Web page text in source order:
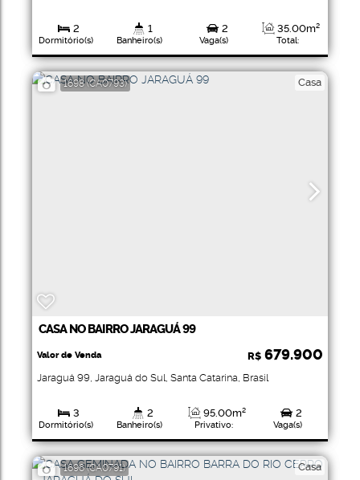
2
Dormitório(s)
1
Banheiro(s) Total:
35 .00m²
2
Vaga(s)
337.50m²
1698 (CA0793) Casa
CASA NO BAIRRO JARAGUÁ 99
R$ 679.900
Valor de Venda
Jaraguá 99, Jaraguá do Sul, Santa Catarina, Brasil
3
Dormitório(s)
2
Banheiro(s) Privativo:
95 .00m²
1
2
Vaga(s)
323.96m²
1696 (CA0791) Casa